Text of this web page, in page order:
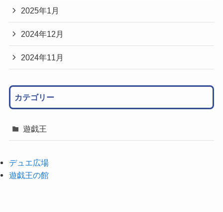
2025年1月
2024年12月
2024年11月
カテゴリー
遊戯王
デュエ広場
遊戯王の館